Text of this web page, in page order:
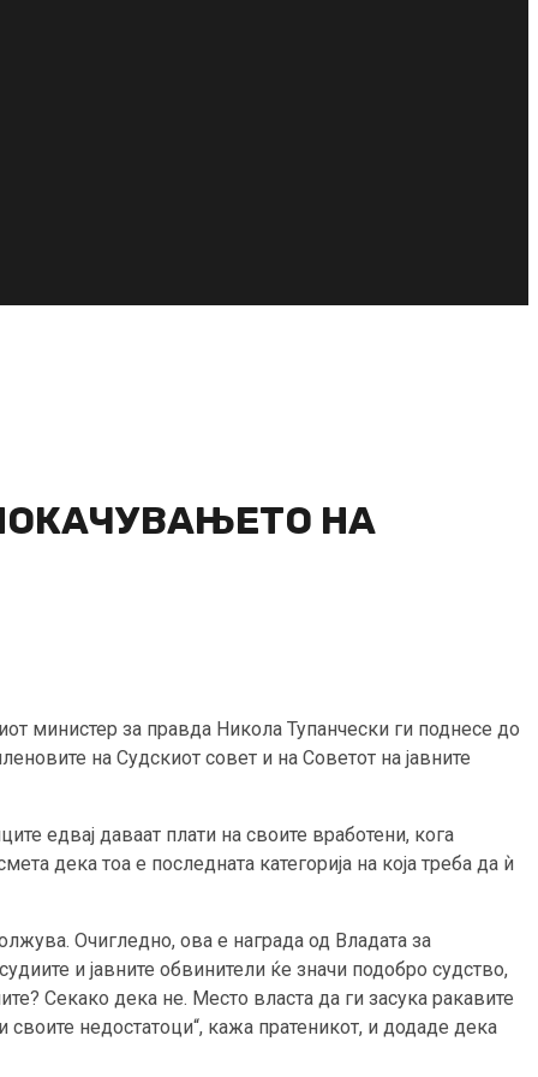
НА
министер за правда Никола Тупанчески ги поднесе до
на Судскиот совет и на Советот на јавните
едвај даваат плати на своите вработени, кога
дека тоа е последната категорија на која треба да ѝ
Очигледно, ова е награда од Владата за
и јавните обвинители ќе значи подобро судство,
Секако дека не. Место власта да ги засука ракавите
недостатоци“, кажа пратеникот, и додаде дека